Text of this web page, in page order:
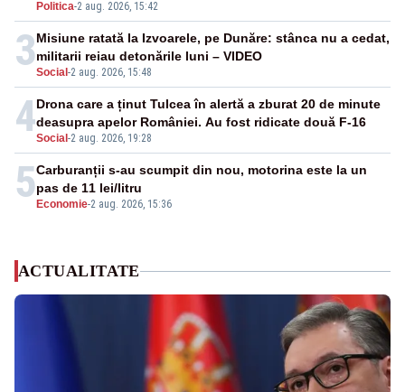
Politica-2 aug. 2026, 15:42
3Social -2 aug. 2026, 15:48
Misiune ratată la Izvoarele, pe Dunăre: stânca nu a cedat,
militarii reiau detonările luni – VIDEO
4Social -2 aug. 2026, 19:28
Drona care a ținut Tulcea în alertă a zburat 20 de minute
deasupra apelor României. Au fost ridicate două F-16
5 Economie-2 aug. 2026, 15:36
Carburanții s-au scumpit din nou, motorina este la un
pas de 11 lei/litru
ACTUALITATE